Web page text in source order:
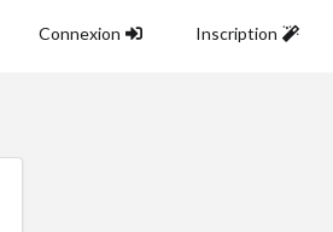
Connexion Inscription